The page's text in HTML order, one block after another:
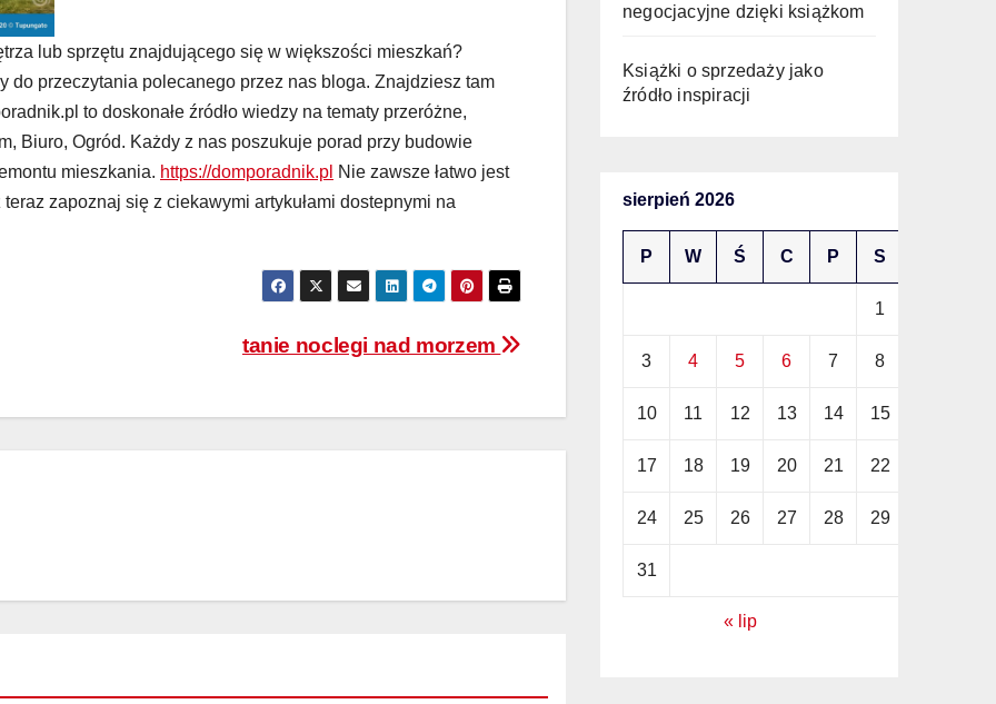
lub sprzętu znajdującego się w większości mieszkań?
do przeczytania polecanego przez nas bloga. Znajdziesz tam
to doskonałe źródło wiedzy na tematy przeróżne,
Biuro, Ogród. Każdy z nas poszukuje porad przy budowie
mieszkania. https://domporadnik.pl Nie zawsze łatwo jest
zapoznaj się z ciekawymi artykułami dostepnymi na
tanie noclegi nad morzem
negocjacyjne dzięki książkom
Książki o sprzedaży jako
źródło inspiracji
sierpień 2026
P W Ś C P S
1
3 4 5 6 7 8
10 11 12 13 14 15
17 18 19 20 21 22
24 25 26 27 28 29
31
« lip